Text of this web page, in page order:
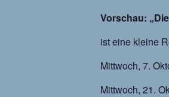
Vorschau:
ist eine kleine
Mittwoch, 7.
Mittwoch, 21.